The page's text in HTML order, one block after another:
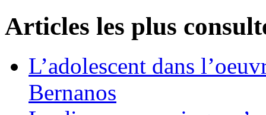
Articles les plus
L’adolescent dans
Bernanos